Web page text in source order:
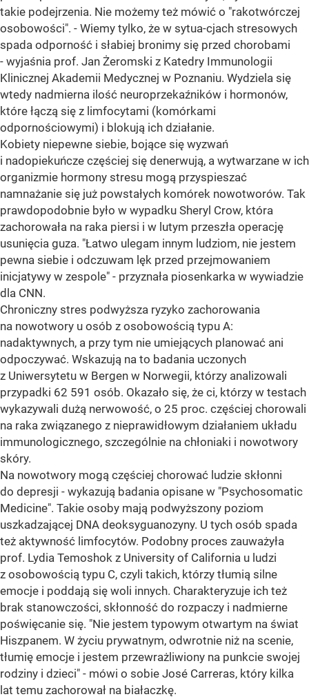
takie podejrzenia. Nie możemy też mówić o "rakotwórczej
osobowości". - Wiemy tylko, że w sytua-cjach stresowych
spada odporność i słabiej bronimy się przed chorobami
- wyjaśnia prof. Jan Żeromski z Katedry Immunologii
Klinicznej Akademii Medycznej w Poznaniu. Wydziela się
wtedy nadmierna ilość neuroprzekaźników i hormonów,
które łączą się z limfocytami (komórkami
odpornościowymi) i blokują ich działanie.
Kobiety niepewne siebie, bojące się wyzwań
i nadopiekuńcze częściej się denerwują, a wytwarzane w ich
organizmie hormony stresu mogą przyspieszać
namnażanie się już powstałych komórek nowotworów. Tak
prawdopodobnie było w wypadku Sheryl Crow, która
zachorowała na raka piersi i w lutym przeszła operację
usunięcia guza. "Łatwo ulegam innym ludziom, nie jestem
pewna siebie i odczuwam lęk przed przejmowaniem
inicjatywy w zespole" - przyznała piosenkarka w wywiadzie
dla CNN.
Chroniczny stres podwyższa ryzyko zachorowania
na nowotwory u osób z osobowością typu A:
nadaktywnych, a przy tym nie umiejących planować ani
odpoczywać. Wskazują na to badania uczonych
z Uniwersytetu w Bergen w Norwegii, którzy analizowali
przypadki 62 591 osób. Okazało się, że ci, którzy w testach
wykazywali dużą nerwowość, o 25 proc. częściej chorowali
na raka związanego z nieprawidłowym działaniem układu
immunologicznego, szczególnie na chłoniaki i nowotwory
skóry.
Na nowotwory mogą częściej chorować ludzie skłonni
do depresji - wykazują badania opisane w "Psychosomatic
Medicine". Takie osoby mają podwyższony poziom
uszkadzającej DNA deoksyguanozyny. U tych osób spada
też aktywność limfocytów. Podobny proces zauważyła
prof. Lydia Temoshok z University of California u ludzi
z osobowością typu C, czyli takich, którzy tłumią silne
emocje i poddają się woli innych. Charakteryzuje ich też
brak stanowczości, skłonność do rozpaczy i nadmierne
poświęcanie się. "Nie jestem typowym otwartym na świat
Hiszpanem. W życiu prywatnym, odwrotnie niż na scenie,
tłumię emocje i jestem przewrażliwiony na punkcie swojej
rodziny i dzieci" - mówi o sobie José Carreras, który kilka
lat temu zachorował na białaczkę.